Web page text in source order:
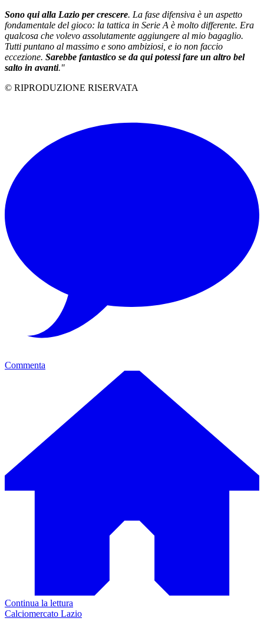
Sono qui alla Lazio per crescere. La fase difensiva è un aspetto
fondamentale del gioco: la tattica in Serie A è molto differente. Era
qualcosa che volevo assolutamente aggiungere al mio bagaglio.
Tutti puntano al massimo e sono ambiziosi, e io non faccio
eccezione. Sarebbe fantastico se da qui potessi fare un altro bel
salto in avanti."
© RIPRODUZIONE RISERVATA
Commenta
Continua la lettura
Calciomercato Lazio